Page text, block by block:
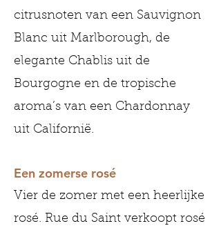
citrusnoten van een Sauvignon
Blanc uit Marlborough, de
elegante Chablis uit de
Bourgogne en de tropische
aroma’s van een Chardonnay
uit Californië.
Een zomerse rosé
Vier de zomer met een heerlijke
rosé. Rue du Saint verkoopt rosé